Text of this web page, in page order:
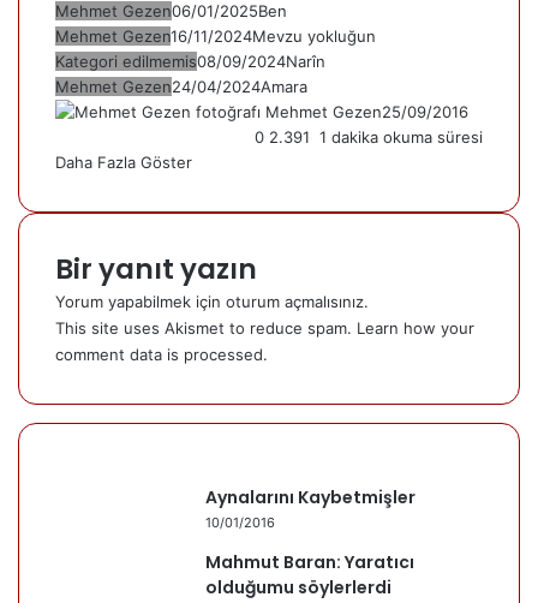
Mehmet Gezen06/01/2025Ben
Mehmet Gezen16/11/2024Mevzu yokluğun
Kategori edilmemis08/09/2024Narîn
Mehmet Gezen24/04/2024Amara
Mehmet Gezen25/09/2016
0 2.391 1 dakika okuma süresi
Daha Fazla Göster
Bir yanıt yazın
Yorum yapabilmek için oturum açmalısınız.
This site uses Akismet to reduce spam. Learn how your
comment data is processed.
Aynalarını Kaybetmişler
10/01/2016
Mahmut Baran: Yaratıcı
olduğumu söylerlerdi